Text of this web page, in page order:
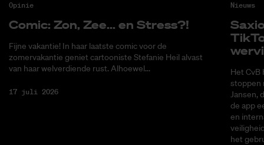
Opinie
Co­mic: Zon, Zee... en Stress?!
Fijne vakantie! In haar laatste comic voor de
zomervakantie geniet cartooniste Stefanie Heil alvast
van haar welverdiende rust. Alhoewel...
17 juli 2026
Nieuws
Het CvB
stoppen
Jansen,
de app
en
het